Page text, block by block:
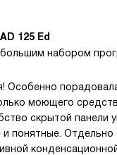
125 Ed
набором
Особенно
моющего
скрытой панели
и понятные. Отдельно